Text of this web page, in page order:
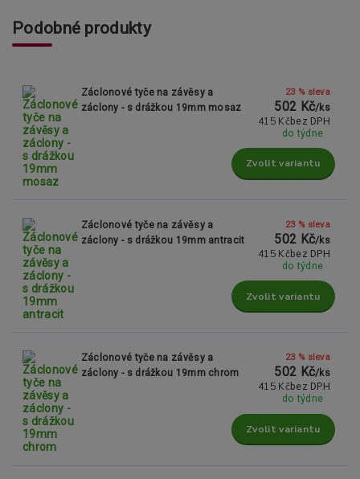
Podobné produkty
Záclonové tyče na závěsy a
záclony - s drážkou 19mm mosaz
23 % sleva
502 Kč/ks
415 Kč bez DPH
do týdne
Zvolit variantu
Záclonové tyče na závěsy a
záclony - s drážkou 19mm antracit
23 % sleva
502 Kč/ks
415 Kč bez DPH
do týdne
Zvolit variantu
Záclonové tyče na závěsy a
záclony - s drážkou 19mm chrom
23 % sleva
502 Kč/ks
415 Kč bez DPH
do týdne
Zvolit variantu